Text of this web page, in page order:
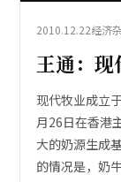
2010.12.22经济
王通：
现代牧业成立
月26日在香港
大的奶源生成
的情况是，奶